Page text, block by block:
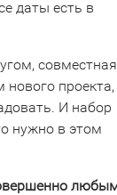
даты есть в
совместная
нового
И набор
нужно в этом